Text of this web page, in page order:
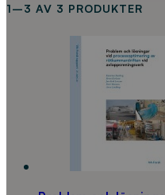
1–3 AV 3 PRODUKTER